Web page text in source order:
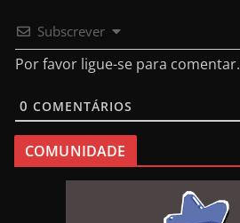
Subscrever
Por favor ligue-se para comentar.
0 COMENTÁRIOS
COMUNIDADE